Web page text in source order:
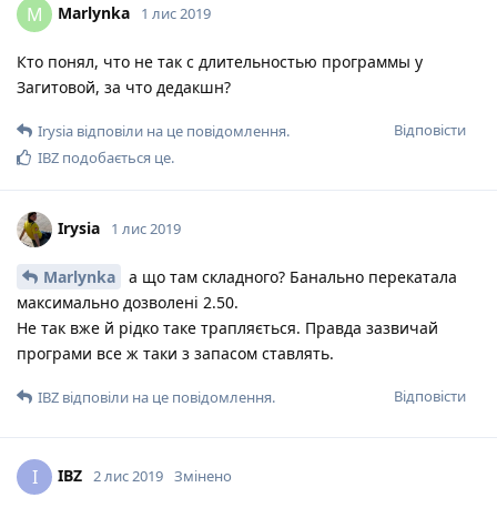
M Marlynka 1 лис 2019
Кто понял, что не так с длительностью программы у
Загитовой, за что дедакшн?
Відповісти
Irysia відповіли на це повідомлення.
IBZ подобається це.
Irysia 1 лис 2019
Marlynka
а що там складного? Банально перекатала
максимально дозволені 2.50.
Не так вже й рідко таке трапляється. Правда зазвичай
програми все ж таки з запасом ставлять.
Відповісти
IBZ відповіли на це повідомлення.
I IBZ 2 лис 2019 Змінено